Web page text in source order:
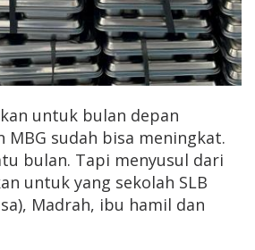
untuk bulan depan
MBG sudah bisa meningkat.
bulan. Tapi menyusul dari
untuk yang sekolah SLB
Madrah, ibu hamil dan